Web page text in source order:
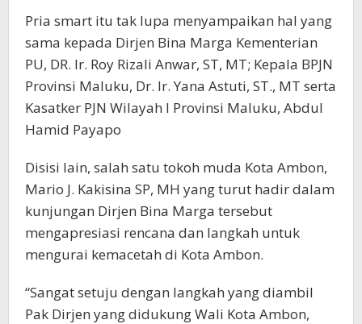
Pria smart itu tak lupa menyampaikan hal yang
sama kepada Dirjen Bina Marga Kementerian
PU, DR. Ir. Roy Rizali Anwar, ST, MT; Kepala BPJN
Provinsi Maluku, Dr. Ir. Yana Astuti, ST., MT serta
Kasatker PJN Wilayah I Provinsi Maluku, Abdul
Hamid Payapo
Disisi lain, salah satu tokoh muda Kota Ambon,
Mario J. Kakisina SP, MH yang turut hadir dalam
kunjungan Dirjen Bina Marga tersebut
mengapresiasi rencana dan langkah untuk
mengurai kemacetah di Kota Ambon.
“Sangat setuju dengan langkah yang diambil
Pak Dirjen yang didukung Wali Kota Ambon,